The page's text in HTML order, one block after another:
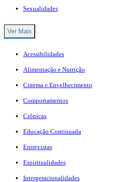
Sexualidades
Ver Mais
Acessibilidades
Alimentação e Nutrição
Cinema e Envelhecimento
Comportamentos
Crônicas
Educação Continuada
Entrevistas
Espiritualidades
Intergeracionalidades